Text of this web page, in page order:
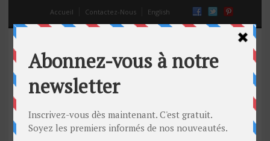
Accueil Contactez-Nous English